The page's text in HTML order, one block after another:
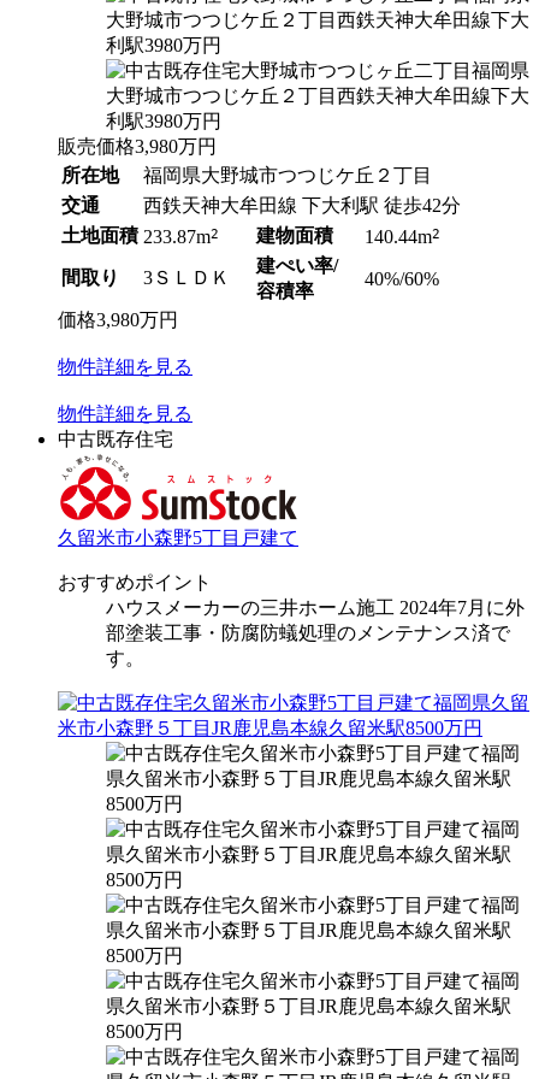
販売価格3,980万円
所在地
福岡県大野城市つつじケ丘２丁目
交通
西鉄天神大牟田線 下大利駅 徒歩42分
土地面積 233.87m2 建物面積 140.44m2
間取り 3ＳＬＤＫ
建ぺい率/
容積率
40%/60%
価格3,980万円
物件詳細を見る
物件詳細を見る
中古既存住宅
久留米市小森野5丁目戸建て
おすすめポイント
ハウスメーカーの三井ホーム施工 2024年7月に外
部塗装工事・防腐防蟻処理のメンテナンス済で
す。